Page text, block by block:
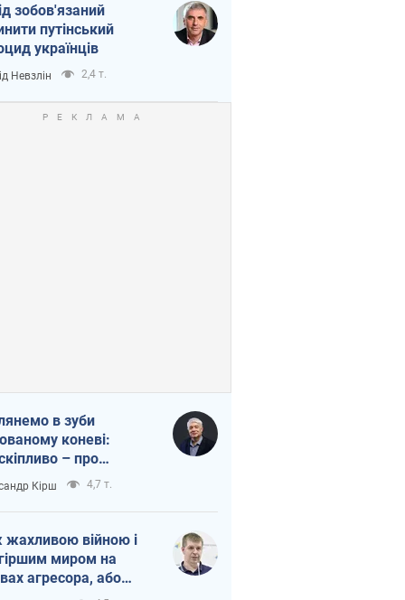
зобов'язаний
путінський
українців
Невзлін 2,4 т.
в зуби
коневі:
– про
Україні
Кірш 4,7 т.
жахливою війною і
миром на
агресора, або